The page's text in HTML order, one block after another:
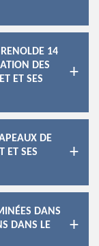
14
DES
ET SES
DE
ET SES
DANS
DANS LE